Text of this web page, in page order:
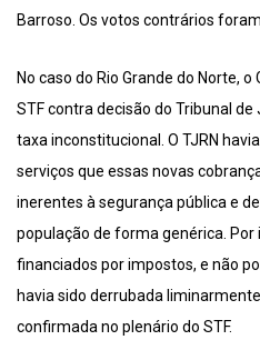
Barroso. Os votos contrários
No caso do Rio Grande do Norte,
STF contra decisão do Tribunal
taxa inconstitucional. O TJRN
serviços que essas novas
inerentes à segurança pública e
população de forma genérica. Por
financiados por impostos, e não
havia sido derrubada
confirmada no plenário do STF.